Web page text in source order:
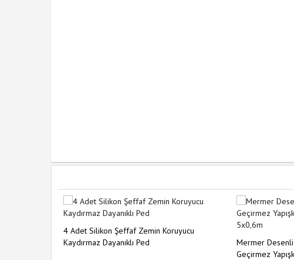
4 Adet Silikon Şeffaf Zemin Koruyucu
Kaydırmaz Dayanıklı Ped
Mermer
Geçirmez